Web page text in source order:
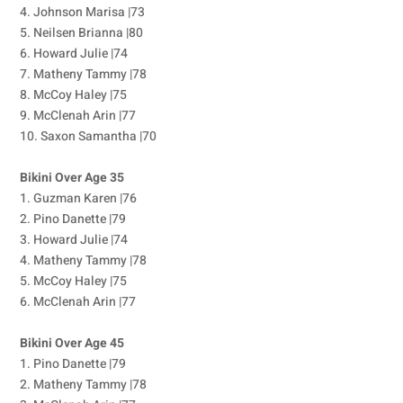
4. Johnson Marisa |73
5. Neilsen Brianna |80
6. Howard Julie |74
7. Matheny Tammy |78
8. McCoy Haley |75
9. McClenah Arin |77
10. Saxon Samantha |70
Bikini Over Age 35
1. Guzman Karen |76
2. Pino Danette |79
3. Howard Julie |74
4. Matheny Tammy |78
5. McCoy Haley |75
6. McClenah Arin |77
Bikini Over Age 45
1. Pino Danette |79
2. Matheny Tammy |78